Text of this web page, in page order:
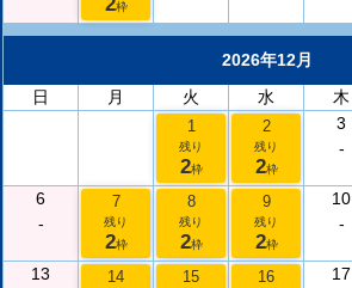
2枠
2026年12月
日
月 火 水 木
1
残り
2枠
2
残り
2枠
3
-
6
-
7
残り
2枠
8
残り
2枠
9
残り
2枠
10
-
13
14 15 16
17